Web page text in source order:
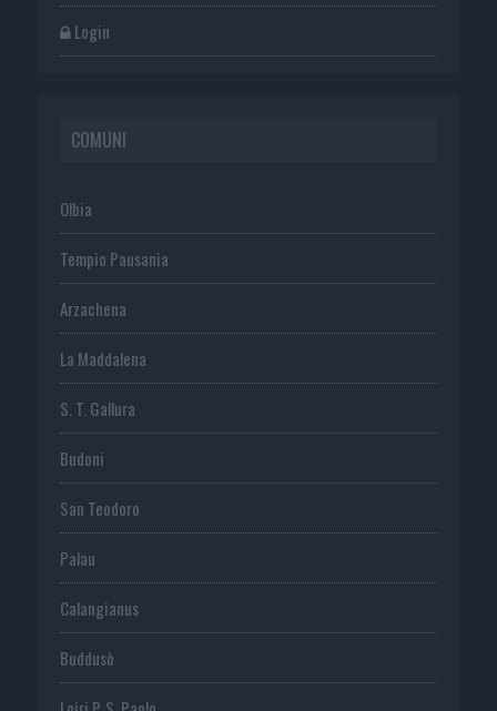
Login
COMUNI
Olbia
Tempio Pausania
Arzachena
La Maddalena
S. T. Gallura
Budoni
San Teodoro
Palau
Calangianus
Buddusò